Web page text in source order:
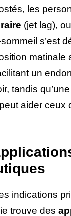
les
(jet lag),
s’est
matinale
un
tandis
aider ceux
indications
trouve des